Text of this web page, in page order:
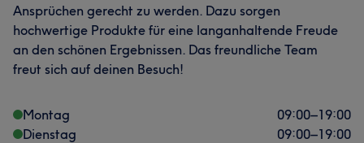
Was unsere Kunden über Dilo sagen
Kompetent 16 Professionell
Ansprüchen gerecht zu werden. Dazu sorgen
hochwertige Produkte für eine langanhaltende Freude
an den schönen Ergebnissen. Das freundliche Team
freut sich auf deinen Besuch!
Montag 09:00–19:00
Dienstag
09:00–19:00